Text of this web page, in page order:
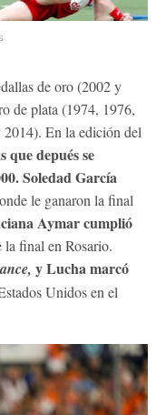
de oro (2002 y
de plata (1974, 1976,
En la edición del
que depués se
Soledad García
le ganaron la final
Aymar cumplió
la final en Rosario.
y Lucha marcó
Unidos en el